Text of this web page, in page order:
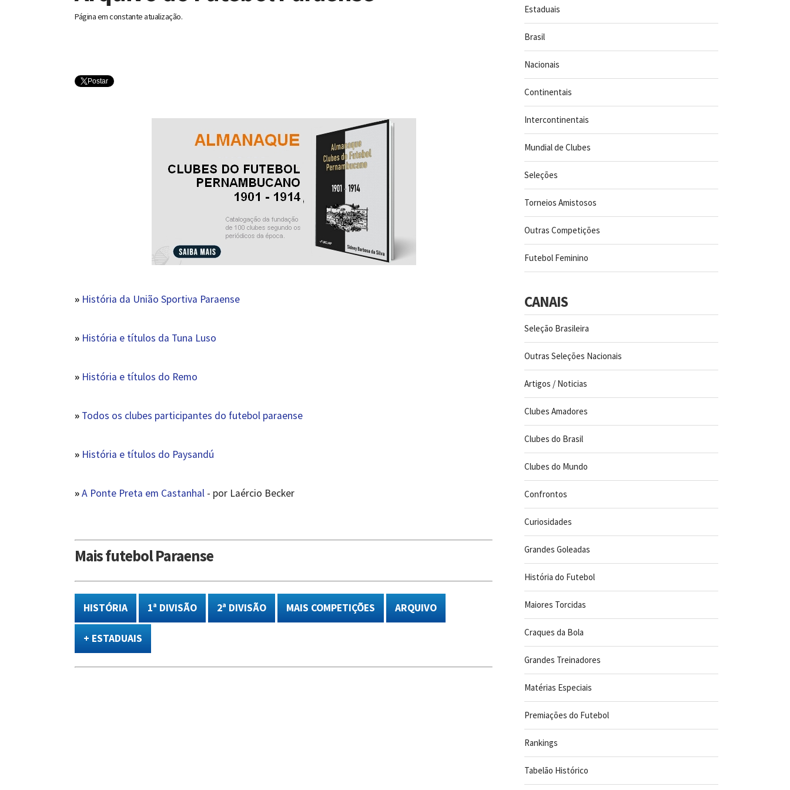
Página emconstante atualização.
Postar
» História da União Sportiva Paraense
» História e títulos da Tuna Luso
» História e títulos do Remo
» Todos os clubes participantes do futebol paraense
» História e títulos do Paysandú
»A Ponte Preta em Castanhal - por Laércio Becker
Mais futebol Paraense
HISTÓRIA 1ª DIVISÃO 2ª DIVISÃO MAIS COMPETIÇÕES ARQUIVO
+ ESTADUAIS
Estaduais
Brasil
Nacionais
Continentais
Intercontinentais
Mundial de Clubes
Seleções
Torneios Amistosos
Outras Competições
Futebol Feminino
CANAIS
Seleção Brasileira
Outras Seleções Nacionais
Artigos / Noticias
Clubes Amadores
Clubes do Brasil
Clubes do Mundo
Confrontos
Curiosidades
Grandes Goleadas
História do Futebol
Maiores Torcidas
Craques da Bola
Grandes Treinadores
Matérias Especiais
Premiações do Futebol
Rankings
Tabelão Histórico